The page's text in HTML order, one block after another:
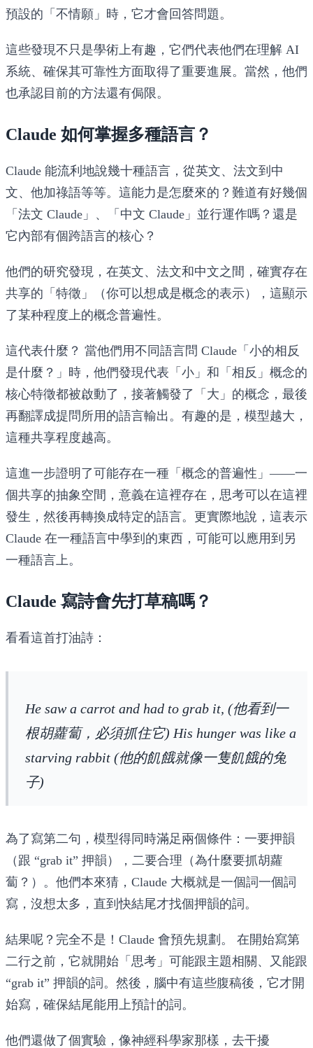
預設的「不情願」時，它才會回答問題。
這些發現不只是學術上有趣，它們代表他們在理解 AI
系統、確保其可靠性方面取得了重要進展。當然，他們
也承認目前的方法還有侷限。
Claude 如何掌握多種語言？
Claude 能流利地說幾十種語言，從英文、法文到中
文、他加祿語等等。這能力是怎麼來的？難道有好幾個
「法文 Claude」、「中文 Claude」並行運作嗎？還是
它內部有個跨語言的核心？
他們的研究發現，在英文、法文和中文之間，確實存在
共享的「特徵」（你可以想成是概念的表示），這顯示
了某种程度上的概念普遍性。
這代表什麼？ 當他們用不同語言問 Claude「小的相反
是什麼？」時，他們發現代表「小」和「相反」概念的
核心特徵都被啟動了，接著觸發了「大」的概念，最後
再翻譯成提問所用的語言輸出。有趣的是，模型越大，
這種共享程度越高。
這進一步證明了可能存在一種「概念的普遍性」——一
個共享的抽象空間，意義在這裡存在，思考可以在這裡
發生，然後再轉換成特定的語言。更實際地說，這表示
Claude 在一種語言中學到的東西，可能可以應用到另
一種語言上。
Claude 寫詩會先打草稿嗎？
看看這首打油詩：
He saw a carrot and had to grab it, (他看到一
根胡蘿蔔，必須抓住它) His hunger was like a
starving rabbit (他的飢餓就像一隻飢餓的兔
子)
為了寫第二句，模型得同時滿足兩個條件：一要押韻
（跟 “grab it” 押韻），二要合理（為什麼要抓胡蘿
蔔？）。他們本來猜，Claude 大概就是一個詞一個詞
寫，沒想太多，直到快結尾才找個押韻的詞。
結果呢？完全不是！ Claude 會預先規劃。
在開始寫第
二行之前，它就開始「思考」可能跟主題相關、又能跟
“grab it” 押韻的詞。然後，腦中有這些腹稿後，它才開
始寫，確保結尾能用上預計的詞。
他們還做了個實驗，像神經科學家那樣，去干擾